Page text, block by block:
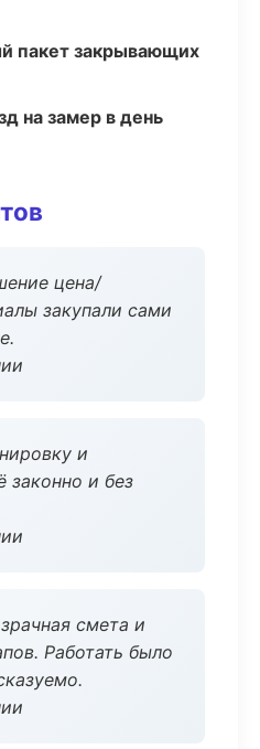
пакет закрывающих
на замер в день
цена/
закупали сами
и
законно и без
смета и
Работать было